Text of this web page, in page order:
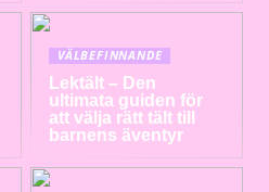
VÄLBEFINNANDE
Lektält – Den
ultimata guiden för
att välja rätt tält till
barnens äventyr